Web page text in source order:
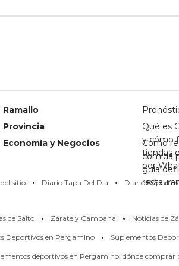
Ramallo
Provincia
Economía y Negocios
Qué es
y cómo
tiendas
por
Cómo
comida
guía
sitio · Diario Tapa Del Dia · Diario
de Salto · Zárate y Campana · Noticias de
Deportivos en Pergamino · Suplementos
deportivos en Pergamino: dónde